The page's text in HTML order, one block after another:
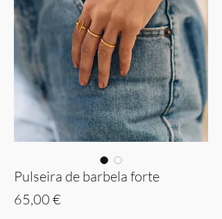
Pulseira de barbela forte
65,00 €